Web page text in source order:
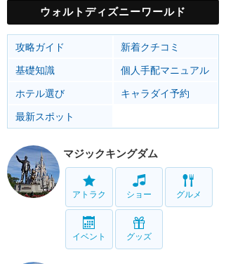
ウォルトディズニーワールド
攻略ガイド
新着クチコミ
基礎知識
個人手配マニュアル
ホテル選び
キャラダイ予約
最新スポット
マジックキングダム
アトラク ショー グルメ
イベント グッズ